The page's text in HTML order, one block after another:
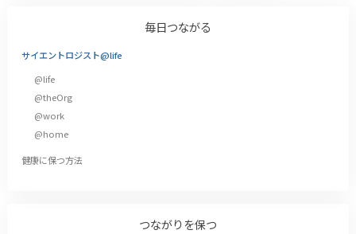
毎日つながる
サイエントロジスト@life
@life
@theOrg
@work
@home
健康に保つ方法
つながりを保つ